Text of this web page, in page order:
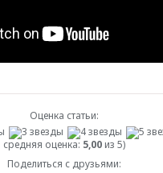
Оценка статьи:
средняя оценка: 5,00 из 5)
Поделиться с друзьями: